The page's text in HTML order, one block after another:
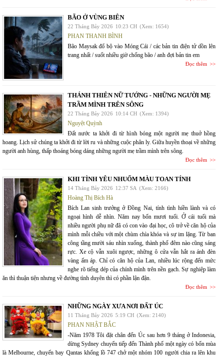
BÃO Ở VÙNG BIÊN
22 Tháng Bảy 2026 10:23 CH (Xem: 1654)
PHAN THANH BÌNH
Bão Maysak đổ bộ vào Móng Cái / các bản tin điện tử dồn lên
trang nhất / suốt nhiều giờ chống bão / anh đợi bản tin em
Đọc thêm
THÁNH THIÊN NỮ TƯỚNG - NHỮNG NGƯỜI MẸ
TRẦM MÌNH TRÊN SÔNG
22 Tháng Bảy 2026 10:14 CH (Xem: 1394)
Nguyệt Quỳnh
Đất nước ta khởi đi từ hình bóng một người mẹ thuở hồng
hoang. Lịch sử chúng ta khởi đi từ lời ru và những cuộc phân ly. Giữa huyền thoại về những
người anh hùng, thấp thoáng bóng dáng những người mẹ trầm mình trên sông.
Đọc thêm
KHI TÌNH YÊU NHUỐM MÀU TOAN TÍNH
14 Tháng Bảy 2026 12:37 SA (Xem: 2166)
Hoàng Thị Bích Hà
Bích Lan sinh trưởng ở Đồng Nai, tính tình hiền lành và có
ngoại hình dễ nhìn. Năm nay bốn mươi tuổi. Ở cái tuổi mà
nhiều người phụ nữ đã có con vào đại học, cô trở về căn hộ của
mình mỗi chiều với một chùm chìa khóa và sự im lặng. Từ ban
công tầng mười sáu nhìn xuống, thành phố đêm nào cũng sáng
rực. Xe cộ vẫn xuôi ngược, những ô cửa vẫn hắt ra ánh đèn
vàng ấm áp. Chỉ có căn hộ của Lan, nhiều lúc rộng đến mức
nghe rõ tiếng dép của chính mình trên nền gạch. Sự nghiệp làm
ăn thì thuận tiện nhưng về đường tình duyên thì có phần lận đận.
Đọc thêm
NHỮNG NGÀY XƯA NƠI ĐẤT ÚC
11 Tháng Bảy 2026 5:19 CH (Xem: 2140)
PHAN NHẬT BẮC
-Năm 1978 Tôi đặt chân đến Úc sau hơn 9 tháng ở Indonesia,
dừng Sydney chuyển tiếp đến Thành phố một ngày có bốn mùa
là Melbourne, chuyến bay Qantas khổng lồ 747 chở một nhóm 100 người chia ra lên khu